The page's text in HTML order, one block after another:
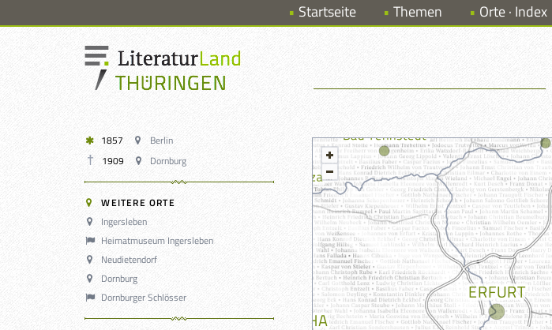
Startseite Themen Orte · Index
1857
Berlin
1909
Dornburg
WEITERE ORTE
Ingersleben
Heimatmuseum Ingersleben
Neudietendorf
Dornburg
Dornburger Schlösser